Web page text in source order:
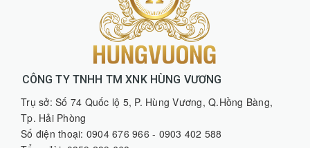
CÔNG TY TNHH TM XNK HÙNG VƯƠNG
Trụ sở: Số 74 Quốc lộ 5, P. Hùng Vương, Q.Hồng Bàng,
Tp. Hải Phòng
Số điện thoại: 0904 676 966 - 0903 402 588